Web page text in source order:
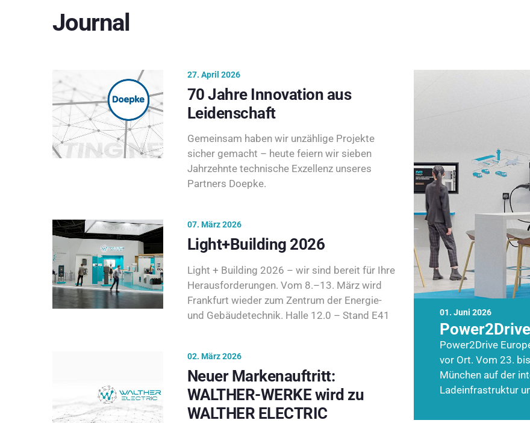
Journal
01. Juni 2026
Power2Drive
vor Ort. Vom 23.
München auf der
Ladeinfrastruktur
27. April 2026
70 Jahre Innovation aus
Leidenschaft
Gemeinsam haben wir unzählige Projekte
sicher gemacht – heute feiern wir sieben
Jahrzehnte technische Exzellenz unseres
Partners Doepke.
07. März 2026
Light+Building 2026
Light + Building 2026 – wir sind bereit für Ihre
Herausforderungen. Vom 8.–13. März wird
Frankfurt wieder zum Zentrum der Energie-
und Gebäudetechnik. Halle 12.0 – Stand E41
02. März 2026
Neuer Markenauftritt:
WALTHER-WERKE wird zu
WALTHER ELECTRIC